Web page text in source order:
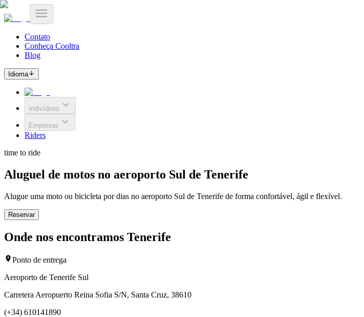
Contato
Conheça Cooltra
Blog
Idioma
Indivíduos
Empresas
Riders
time to ride
Aluguel de motos no aeroporto Sul de Tenerife
Alugue uma moto ou bicicleta por dias no aeroporto Sul de Tenerife de forma confortável, ágil e flexível.
Reservar
Onde nos encontramos Tenerife
Ponto de entrega
Aeroporto de Tenerife Sul
Carretera Aeropuerto Reina Sofia S/N, Santa Cruz, 38610
(+34) 610141890